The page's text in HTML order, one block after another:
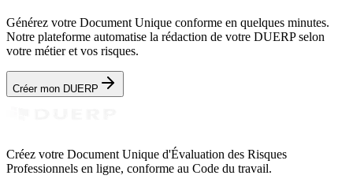
Générez votre Document Unique conforme en quelques minutes.
Notre plateforme automatise la rédaction de votre DUERP selon
votre métier et vos risques.
Créer mon DUERP
Créez votre Document Unique d'Évaluation des Risques
Professionnels en ligne, conforme au Code du travail.